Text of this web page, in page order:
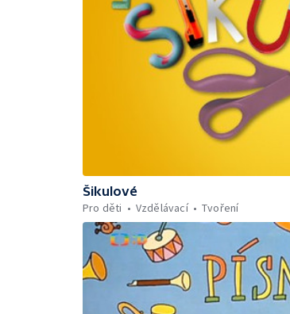
Šikulové
Pro děti
Vzdělávací Tvoření